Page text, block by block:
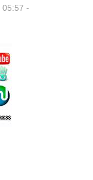
05:57 -